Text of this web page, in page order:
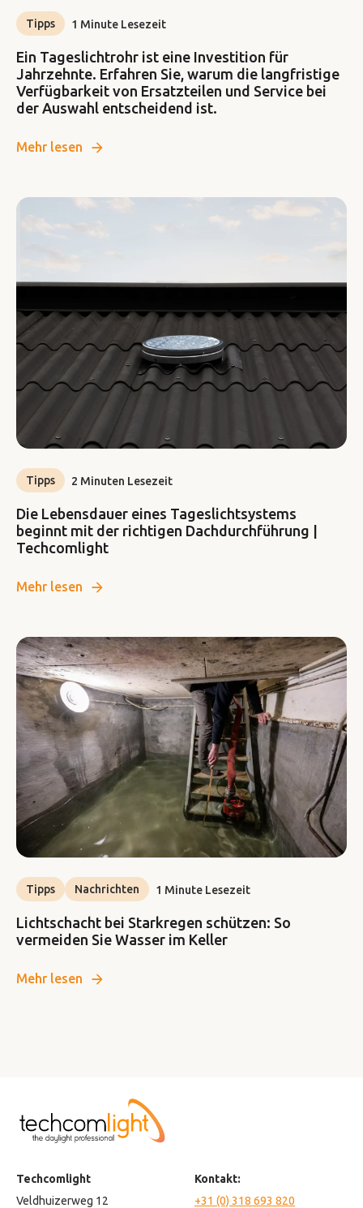
Tipps 1 Minute Lesezeit
Ein Tageslichtrohr ist eine Investition für
Jahrzehnte. Erfahren Sie, warum die langfristige
Verfügbarkeit von Ersatzteilen und Service bei
der Auswahl entscheidend ist.
Mehr lesen
Tipps 2 Minuten Lesezeit
Die Lebensdauer eines Tageslichtsystems
beginnt mit der richtigen Dachdurchführung |
Techcomlight
Mehr lesen
Tipps Nachrichten 1 Minute Lesezeit
Lichtschacht bei Starkregen schützen: So
vermeiden Sie Wasser im Keller
Mehr lesen
Techcomlight
Veldhuizerweg 12
Kontakt:
+31 (0) 318 693 820